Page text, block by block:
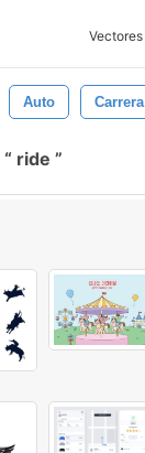
Vectores
Auto Carrera
ride